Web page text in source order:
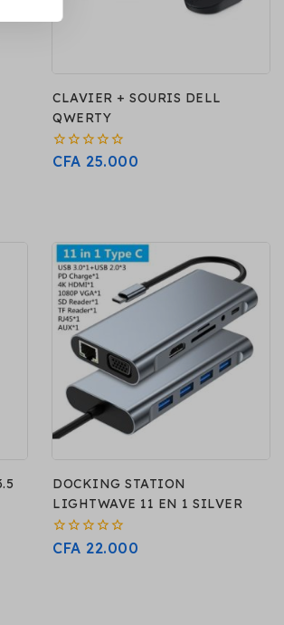
CLAVIER + SOURIS DELL
QWERTY
0
CFA 25.000
DOCKING STATION
LIGHTWAVE 11 EN 1 SILVER
0
CFA 22.000